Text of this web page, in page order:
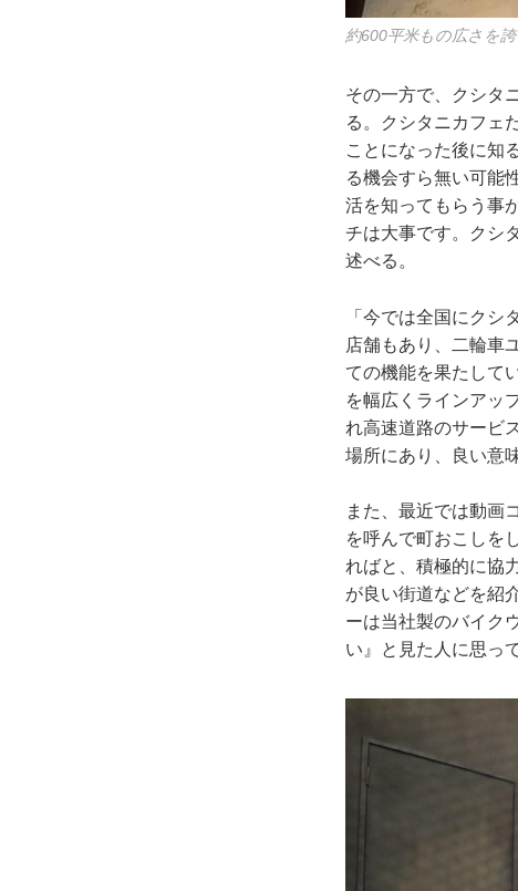
約600平米もの広さを
その一方で、クシタ
る。クシタニカフェ
ことになった後に知
る機会すら無い可能
活を知ってもらう事
チは大事です。クシ
述べる。
「今では全国にク
店舗もあり、二輪車
ての機能を果たして
を幅広くラインアッ
れ高速道路のサービ
場所にあり、良い意
また、最近では動画
を呼んで町おこしを
ればと、積極的に協
が良い街道などを紹
ーは当社製のバイク
い』と見た人に思っ